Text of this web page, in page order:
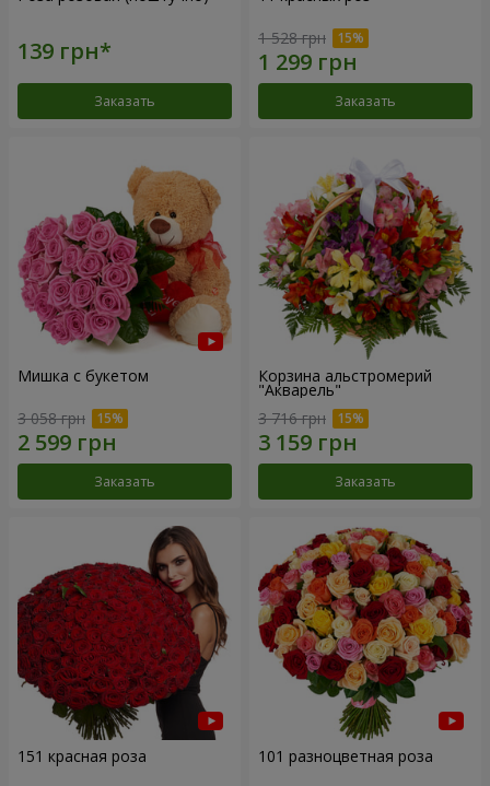
Заказать
1 528 грн
Заказать
Мишка с букетом
3 058 грн
Заказать
Корзина альстромерий
"Акварель"
3 716 грн
Заказать
151 красная роза 101 разноцветная роза